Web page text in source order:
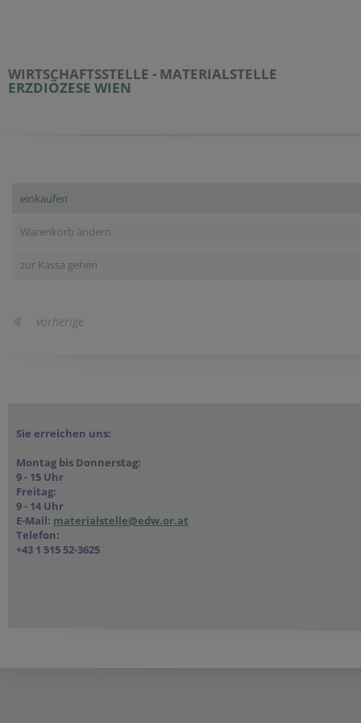
WIRTSCHAFTSSTELLE - MATERIALSTELLE
ERZDIÖZESE WIEN
einkaufen
Warenkorb ändern
zur Kassa gehen
vorherige
Sie erreichen uns:
Montag bis Donnerstag:
9 - 15 Uhr
Freitag:
9 - 14 Uhr
E-Mail: materialstelle@edw.or.at
Telefon:
+43 1 515 52-3625